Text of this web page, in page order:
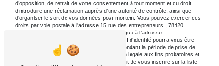
d’opposition, de retrait de votre consentement à tout moment et du droit
d’introduire une réclamation auprès d’une autorité de contrôle, ainsi que
d’organiser le sort de vos données post-mortem. Vous pouvez exercer ces
droits par voie postale à l'adresse 15 rue des entrepreneurs , 78420
Carrières sur seine ou par courrier électronique à l'adresse
demenagementadnd@outlook.fr. Un justificatif d'identité pourra vous être
demandé. Nous conservons vos données pendant la période de prise de
contact puis pendant la durée de prescription légale aux fins probatoires et
de gestion des contentieux. Vous avez le droit de vous inscrire sur la liste